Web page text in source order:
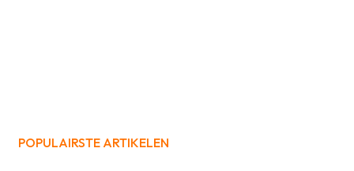
POPULAIRSTE ARTIKELEN